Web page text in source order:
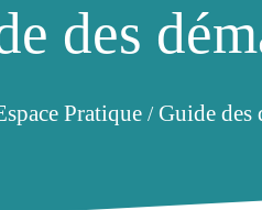
des
Pratique/Guide des